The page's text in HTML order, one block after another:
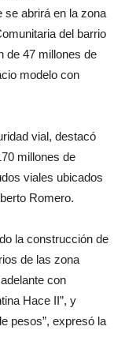
abrirá en la zona
del barrio
de 47 millones de
modelo con
vial, destacó
millones de
viales ubicados
Romero.
la construcción de
de las zona
con
Hace II”, y
pesos”, expresó la